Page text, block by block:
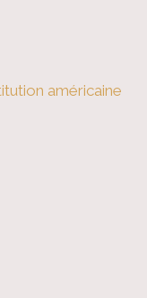
américaine